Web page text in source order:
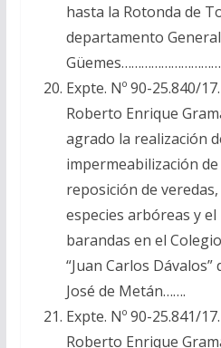
hasta la Rotonda de
departamento General
Expte. Nº 90-25.840/
Roberto Enrique
agrado la realización
impermeabilización
reposición de
especies arbóreas y
barandas en el
“Juan Carlos Dávalos”
José de Metán…….
Expte. Nº 90-25.841/
Roberto Enrique